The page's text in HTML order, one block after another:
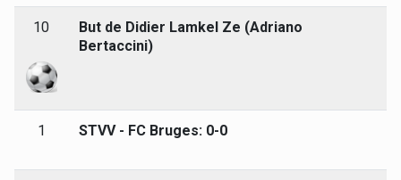
10
But de Didier Lamkel Ze (Adriano
Bertaccini)
1 STVV - FC Bruges: 0-0